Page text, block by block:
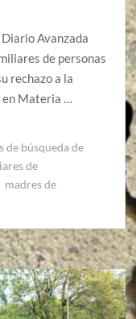
Avanzada
de personas
rechazo a la
en Materia …
de búsqueda de
de
madres de